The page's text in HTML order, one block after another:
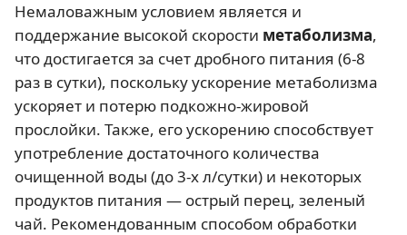
Немаловажным условием является и
поддержание высокой скорости метаболизма,
что достигается за счет дробного питания (6-8
раз в сутки), поскольку ускорение метаболизма
ускоряет и потерю подкожно-жировой
прослойки. Также, его ускорению способствует
употребление достаточного количества
очищенной воды (до 3-х л/сутки) и некоторых
продуктов питания — острый перец, зеленый
чай. Рекомендованным способом обработки